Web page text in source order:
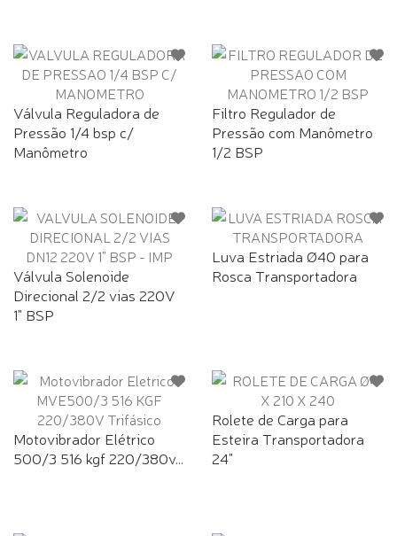
Válvula Reguladora de
Pressão 1/4 bsp c/
Manômetro
Filtro Regulador de
Pressão com Manômetro
1/2 BSP
Válvula Solenoide
Direcional 2/2 vias 220V
1" BSP
Luva Estriada Ø40 para
Rosca Transportadora
Motovibrador Elétrico
500/3 516 kgf 220/380v...
Rolete de Carga para
Esteira Transportadora
24"